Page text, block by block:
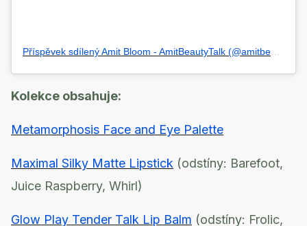
Kolekce obsahuje:
Metamorphosis Face and Eye Palette
Maximal Silky Matte Lipstick (odstíny: Barefoot,
Juice Raspberry, Whirl)
Glow Play Tender Talk Lip Balm (odstíny: Frolic,